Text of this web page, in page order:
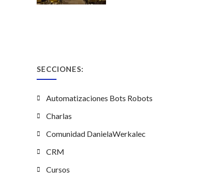
SECCIONES:
Automatizaciones Bots Robots
Charlas
Comunidad DanielaWerkalec
CRM
Cursos